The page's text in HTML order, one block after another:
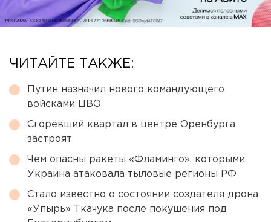
ЧИТАЙТЕ ТАКЖЕ:
Путин назначил нового командующего
войсками ЦВО
Сгоревший квартал в центре Оренбурга
застроят
Чем опасны ракеты «Фламинго», которыми
Украина атаковала тыловые регионы РФ
Стало известно о состоянии создателя дрона
«Упырь» Ткачука после покушения под